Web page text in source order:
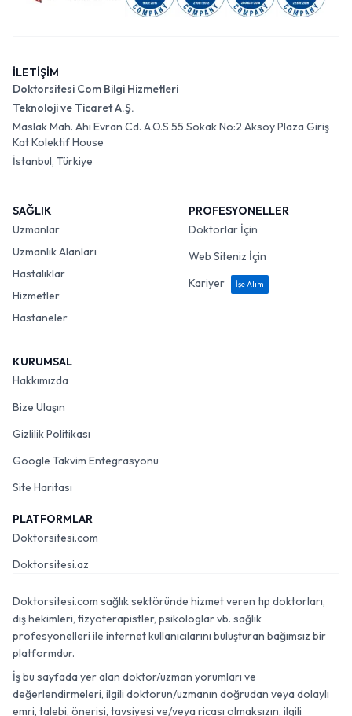
İLETİŞİM
Doktorsitesi Com Bilgi Hizmetleri
Teknoloji ve Ticaret A.Ş.
Maslak Mah. Ahi Evran Cd. A.O.S 55 Sokak No:2 Aksoy Plaza Giriş
Kat Kolektif House
İstanbul, Türkiye
SAĞLIK
Uzmanlar
Uzmanlık Alanları
Hastalıklar
Hizmetler
Hastaneler
PROFESYONELLER
Doktorlar İçin
Web Siteniz İçin
Kariyer
İşe Alım
KURUMSAL
Hakkımızda
Bize Ulaşın
Gizlilik Politikası
Google Takvim Entegrasyonu
Site Haritası
PLATFORMLAR
Doktorsitesi.com
Doktorsitesi.az
Doktorsitesi.com sağlık sektöründe hizmet veren tıp doktorları,
diş hekimleri, fizyoterapistler, psikologlar vb. sağlık
profesyonelleri ile internet kullanıcılarını buluşturan bağımsız bir
platformdur.
İş bu sayfada yer alan doktor/uzman yorumları ve
değerlendirmeleri, ilgili doktorun/uzmanın doğrudan veya dolaylı
emri, talebi, önerisi, tavsiyesi ve/veya ricası olmaksızın, ilgili